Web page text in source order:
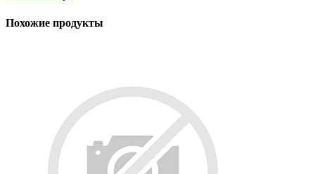
Похожие продукты